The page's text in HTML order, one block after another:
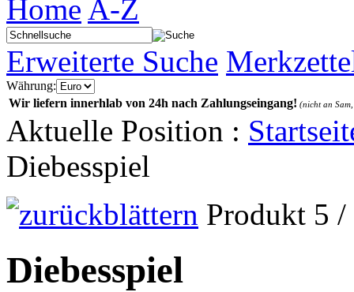
Home A-Z
Erweiterte Suche
Währung:
Wir liefern innerhlab von 24h nach Zahlungseingang! (nicht an
Aktuelle Position :
Diebesspiel
Produkt 5
Diebesspiel